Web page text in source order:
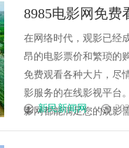
8985电影网免费
在网络时代，观影已经
昂的电影票价和繁琐的
免费观看各种大片，尽
影服务的在线影视平台
影网都能满足您的观影
新民新闻网